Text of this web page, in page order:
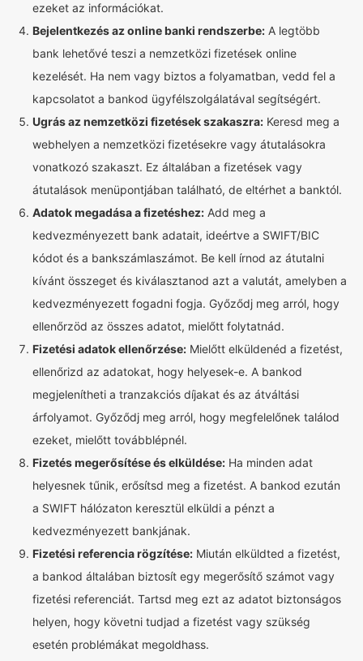
ezeket az információkat.
Bejelentkezés az online banki rendszerbe: A legtöbb
bank lehetővé teszi a nemzetközi fizetések online
kezelését. Ha nem vagy biztos a folyamatban, vedd fel a
kapcsolatot a bankod ügyfélszolgálatával segítségért.
Ugrás az nemzetközi fizetések szakaszra: Keresd meg a
webhelyen a nemzetközi fizetésekre vagy átutalásokra
vonatkozó szakaszt. Ez általában a fizetések vagy
átutalások menüpontjában található, de eltérhet a banktól.
Adatok megadása a fizetéshez: Add meg a
kedvezményezett bank adatait, ideértve a SWIFT/BIC
kódot és a bankszámlaszámot. Be kell írnod az átutalni
kívánt összeget és kiválasztanod azt a valutát, amelyben a
kedvezményezett fogadni fogja. Győződj meg arról, hogy
ellenőrzöd az összes adatot, mielőtt folytatnád.
Fizetési adatok ellenőrzése: Mielőtt elküldenéd a fizetést,
ellenőrizd az adatokat, hogy helyesek-e. A bankod
megjelenítheti a tranzakciós díjakat és az átváltási
árfolyamot. Győződj meg arról, hogy megfelelőnek találod
ezeket, mielőtt továbblépnél.
Fizetés megerősítése és elküldése: Ha minden adat
helyesnek tűnik, erősítsd meg a fizetést. A bankod ezután
a SWIFT hálózaton keresztül elküldi a pénzt a
kedvezményezett bankjának.
Fizetési referencia rögzítése: Miután elküldted a fizetést,
a bankod általában biztosít egy megerősítő számot vagy
fizetési referenciát. Tartsd meg ezt az adatot biztonságos
helyen, hogy követni tudjad a fizetést vagy szükség
esetén problémákat megoldhass.